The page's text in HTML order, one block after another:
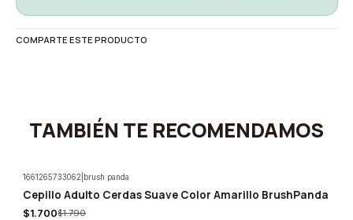
COMPARTE ESTE PRODUCTO
TAMBIÉN TE RECOMENDAMOS
-5%
1661265733062 brush panda
Cepillo Adulto Cerdas Suave Color Amarillo BrushPanda
$1.700$1.790